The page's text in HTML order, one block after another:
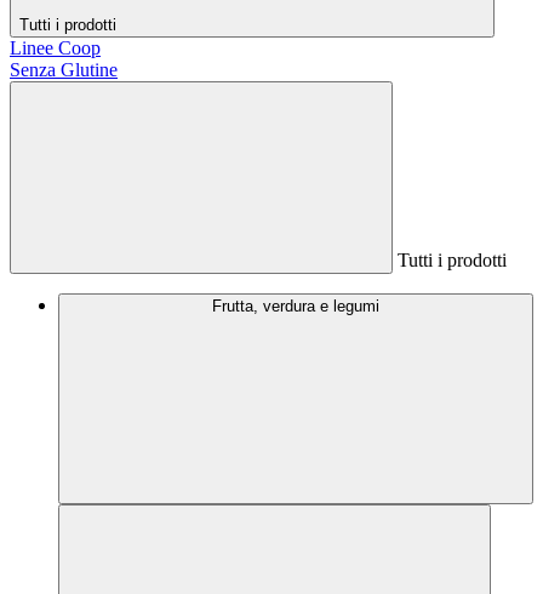
Tutti i prodotti
Linee Coop
Senza Glutine
Tutti i prodotti
Frutta, verdura e legumi